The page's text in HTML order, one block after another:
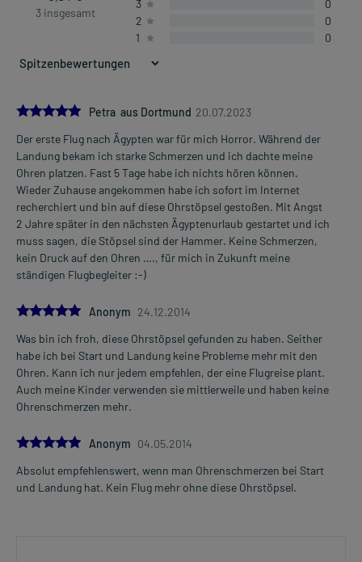
3 insgesamt
3
0
2
0
1
0
5.0
Petra aus Dortmund 20.07.2023
Der erste Flug nach Ägypten war für mich Horror. Während der
Landung bekam ich starke Schmerzen und ich dachte meine
Ohren platzen. Fast 5 Tage habe ich nichts hören können.
Wieder Zuhause angekommen habe ich sofort im Internet
recherchiert und bin auf diese Ohrstöpsel gestoßen. Mit Angst
2 Jahre später in den nächsten Ägyptenurlaub gestartet und ich
muss sagen, die Stöpsel sind der Hammer. Keine Schmerzen,
kein Druck auf den Ohren …., für mich in Zukunft meine
ständigen Flugbegleiter :-)
5.0Anonym 24.12.2014
Was bin ich froh, diese Ohrstöpsel gefunden zu haben. Seither
habe ich bei Start und Landung keine Probleme mehr mit den
Ohren. Kann ich nur jedem empfehlen, der eine Flugreise plant.
Auch meine Kinder verwenden sie mittlerweile und haben keine
Ohrenschmerzen mehr.
5.0Anonym 04.05.2014
Absolut empfehlenswert, wenn man Ohrenschmerzen bei Start
und Landung hat. Kein Flug mehr ohne diese Ohrstöpsel.